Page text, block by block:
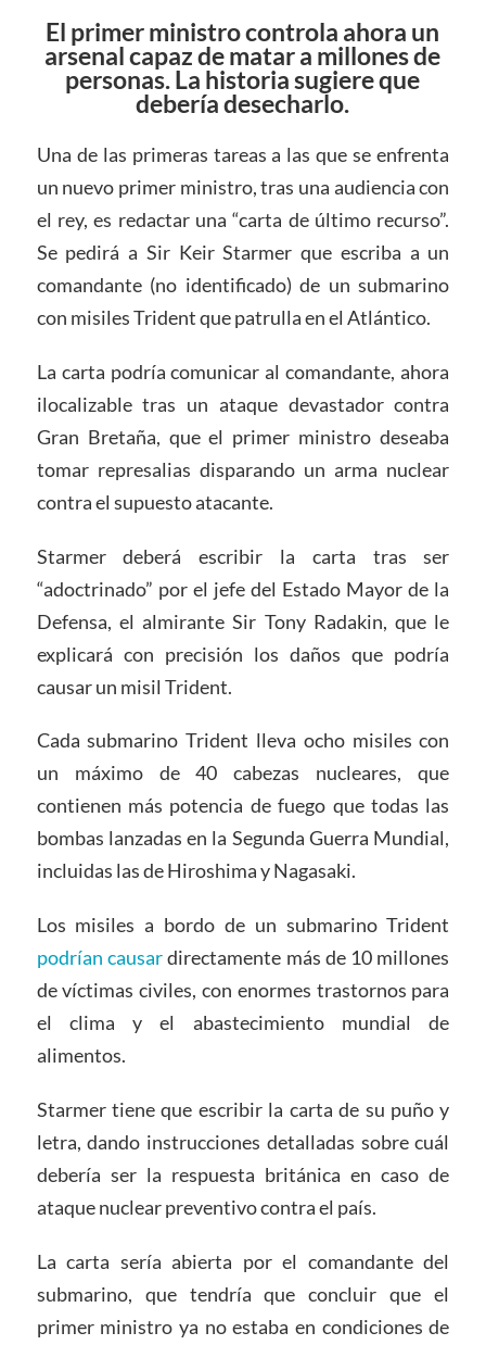
El primer ministro controla ahora un
arsenal capaz de matar a millones de
personas. La historia sugiere que
debería desecharlo.
Una de las primeras tareas a las que se enfrenta
un nuevo primer ministro, tras una audiencia con
el rey, es redactar una “carta de último recurso”.
Se pedirá a Sir Keir Starmer que escriba a un
comandante (no identificado) de un submarino
con misiles Trident que patrulla en el Atlántico.
La carta podría comunicar al comandante, ahora
ilocalizable tras un ataque devastador contra
Gran Bretaña, que el primer ministro deseaba
tomar represalias disparando un arma nuclear
contra el supuesto atacante.
Starmer deberá escribir la carta tras ser
“adoctrinado” por el jefe del Estado Mayor de la
Defensa, el almirante Sir Tony Radakin, que le
explicará con precisión los daños que podría
causar un misil Trident.
Cada submarino Trident lleva ocho misiles con
un máximo de 40 cabezas nucleares, que
contienen más potencia de fuego que todas las
bombas lanzadas en la Segunda Guerra Mundial,
incluidas las de Hiroshima y Nagasaki.
Los misiles a bordo de un submarino Trident
podrían causardirectamente más de 10 millones
de víctimas civiles, con enormes trastornos para
el clima y el abastecimiento mundial de
alimentos.
Starmer tiene que escribir la carta de su puño y
letra, dando instrucciones detalladas sobre cuál
debería ser la respuesta británica en caso de
ataque nuclear preventivo contra el país.
La carta sería abierta por el comandante del
submarino, que tendría que concluir que el
primer ministro ya no estaba en condiciones de